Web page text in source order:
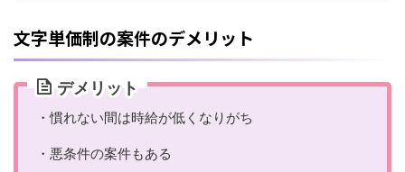
文字単価制の案件のデメリット
デメリット
・慣れない間は時給が低くなりがち
・悪条件の案件もある